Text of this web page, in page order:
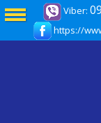
Viber:
https://